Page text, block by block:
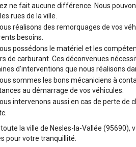
ne fait aucune différence. Nous
rues de la ville.
réalisons des remorquages de vos
besoins.
possédons le matériel et les
de carburant. Ces déconvenues
d'interventions que nous réalisons
sommes les bons mécaniciens à
au démarrage de vos véhicules.
intervenons aussi en cas de perte de
toute la ville de Nesles-la-Vallée
pour votre tranquillité.